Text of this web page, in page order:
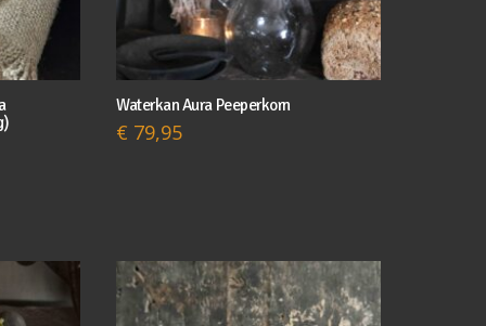
Waterkan Aura Peeperkorn
€ 79,95